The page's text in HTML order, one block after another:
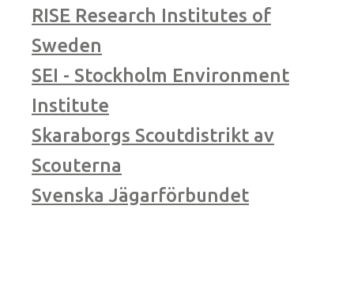
RISE Research Institutes of
Sweden
SEI - Stockholm Environment
Institute
Skaraborgs Scoutdistrikt av
Scouterna
Svenska Jägarförbundet